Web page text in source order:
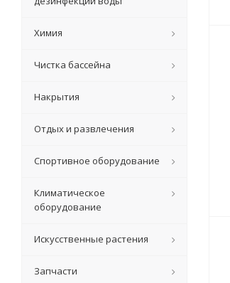
Химия
Чистка бассейна
Накрытия
Отдых и развлечения
Спортивное оборудование
Климатическое
оборудование
Искусственные растения
Запчасти